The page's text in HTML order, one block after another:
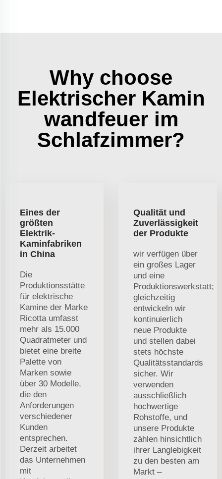
Why choose
Elektrischer Kamin
wandfeuer im
Schlafzimmer?
Eines der
größten
Elektrik-
Kaminfabriken
in China
Die
Produktionsstätte
für elektrische
Kamine der Marke
Ricotta umfasst
mehr als 15.000
Quadratmeter und
bietet eine breite
Palette von
Marken sowie
über 30 Modelle,
die den
Anforderungen
verschiedener
Kunden
entsprechen.
Derzeit arbeitet
das Unternehmen
mit
Qualität und
Zuverlässigkeit
der Produkte
wir verfügen über
ein großes Lager
und eine
Produktionswerkstatt;
gleichzeitig
entwickeln wir
kontinuierlich
neue Produkte
und stellen dabei
stets höchste
Qualitätsstandards
sicher. Wir
verwenden
ausschließlich
hochwertige
Rohstoffe, und
unsere Produkte
zählen hinsichtlich
ihrer Langlebigkeit
zu den besten am
Markt –